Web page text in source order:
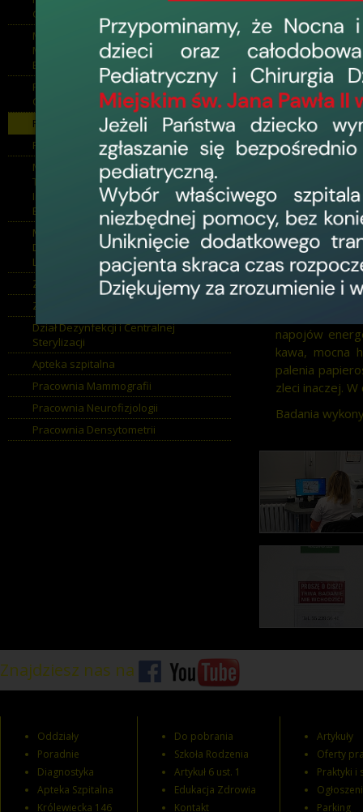
Gastroenterologicznej
Medyczne Laboratorium
Mikrobiologiczne - Laboratorium
Bakteriologiczne
Pracownia Diagnostyki Inwazyjnej
Chorób Układu Krążenia
Pracownia EEG
Pracownia Radiologii Zabiegowej
Medyczne Laboratorium
Transfuzjologiczne: Pracownia
Immunologii Transfuzjologicznej,
Bank Krwi
Medyczne Laboratorium
Diagnostyczne - Zakład Diagnostyki
Laboratoryjnej
Zakład Radiologii
Zakład Rehabilitacji
Dział Dezynfekcji i Centralnej
Sterylizacji
Apteka szpitalna
Pracownia Mammografii
Pracownia Neurofizjologii
Pracownia Densytometrii
lek. Piotr
Kierownik
mgr
cyfrowym
Podczas
mózgowe co
zaburzenia
wieczorem
na włosy
napojów
kawa, mocna
palenia
zleci inaczej.
Badania
Znajdziesz nas na
Oddziały
Poradnie
Diagnostyka
Apteka Szpitalna
Królewiecka 146
Do pobrania
Szkoła Rodzenia
Artykuł 6 ust. 1
Edukacja Zdrowia
Kontakt
Artykuły
Oferty
Praktyki i
Parking